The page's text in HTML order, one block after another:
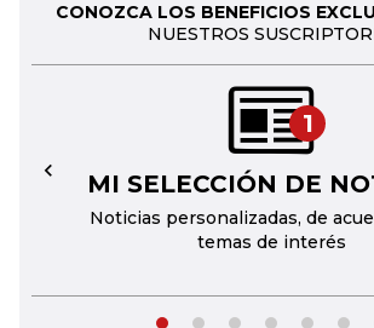
CONOZCA LOS BENEFICIOS
NUESTROS
1
MI SELECCIÓN DE
Noticias personalizadas, de
temas de interés
←